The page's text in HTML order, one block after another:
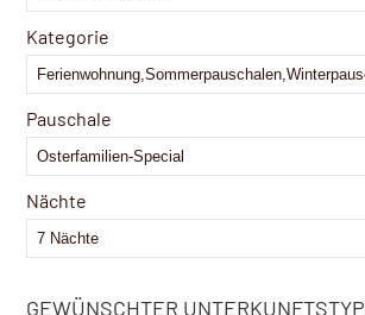
Kategorie
Pauschale
Nächte
GEWÜNSCHTER UNTERKUNFTSTYP